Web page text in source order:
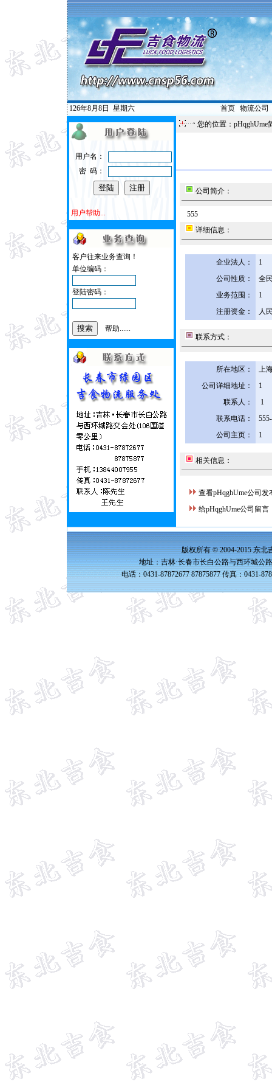
126年8月8日 星期六 首页| 物流公司
用户名：
密 码：
用户帮助...
客户往来业务查询！
单位编码：
登陆密码：
帮助......
您的位置：pHqghUme
公司简介：
555
详细信息：
企业法人：
1
公司性质：
全
业务范围：
1
注册资金：
人
联系方式：
所在地区：
上
公司详细地址：
1
联系人：
1
联系电话：
公司主页：
1
相关信息：
查看pHqghUme公司发
给pHqghUme公司留言
版权所有 © 2004-2015 东北
地址：吉林·长春市长白公路与西环城公
电话：0431-87872677 87875877 传真：0431-